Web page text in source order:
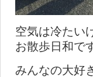
空気は冷たい
お散歩日和で
みんなの大好